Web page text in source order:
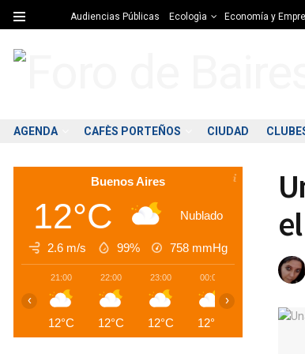
Audiencias Públicas Ecologìa Economía y
AGENDA CAFÈS PORTEÑOS CIUDAD
Buenos Aires
12°C Nublado
2.6 m/s 99% 758 mmHg
21:00
12°C
22:00
12°C
23:00
12°C
00:00
12°C
‹ ›